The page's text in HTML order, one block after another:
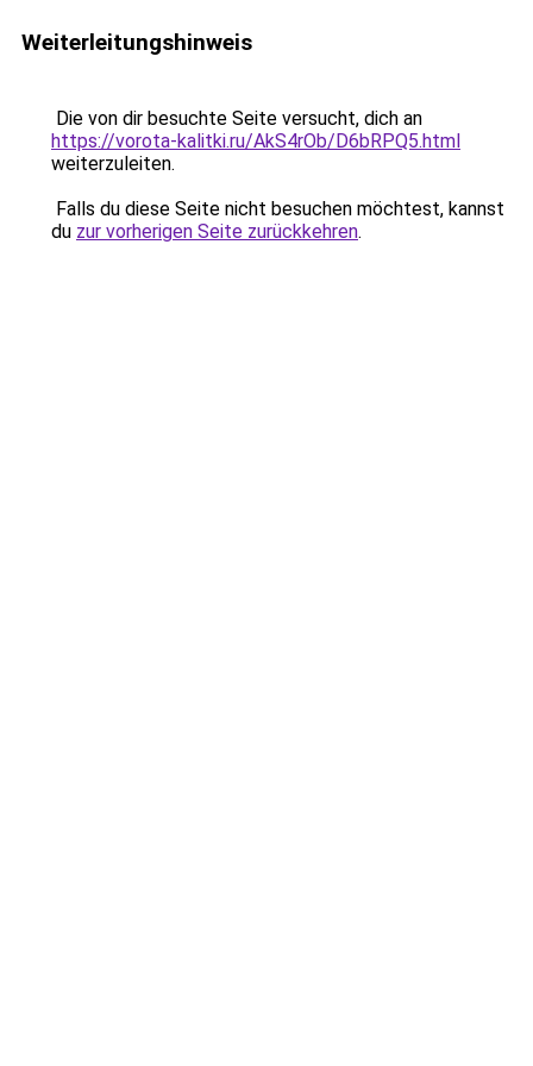
Weiterleitungshinweis
Die von dir besuchte Seite versucht, dich an
https://vorota-kalitki.ru/AkS4rOb/D6bRPQ5.html
weiterzuleiten.
Falls du diese Seite nicht besuchen möchtest, kannst
du zur vorherigen Seite zurückkehren.